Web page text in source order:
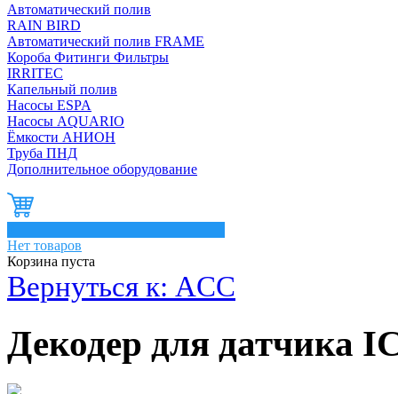
Автоматический полив
RAIN BIRD
Автоматический полив FRAME
Короба Фитинги Фильтры
IRRITEC
Капельный полив
Насосы ESPA
Насосы AQUARIO
Ёмкости АНИОН
Труба ПНД
Дополнительное оборудование
Нет товаров
Корзина пуста
Вернуться к: ACC
Декодер для датчика